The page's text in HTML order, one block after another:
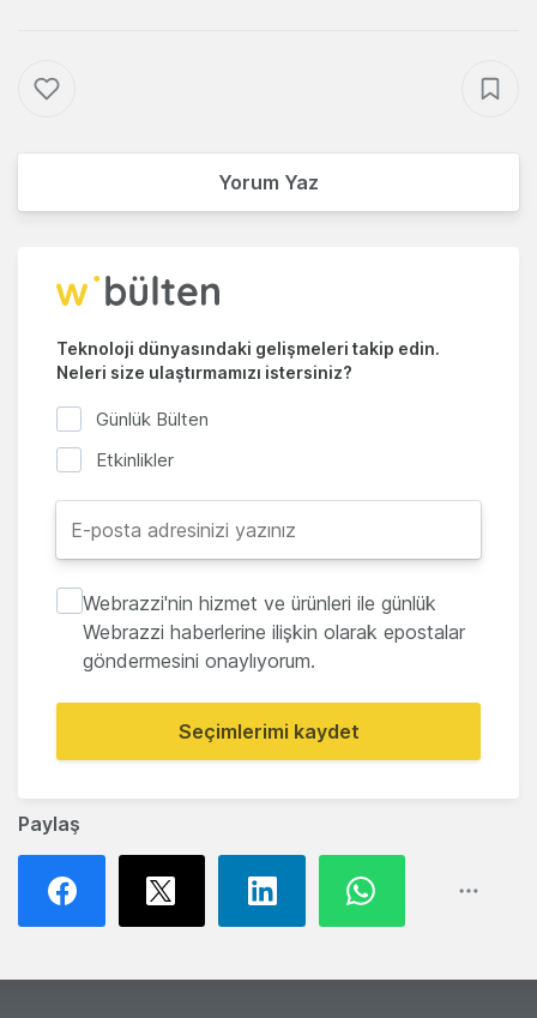
Paylaş
Yorum Yaz
Teknoloji dünyasındaki gelişmeleri takip edin.
Neleri size ulaştırmamızı istersiniz?
Günlük Bülten
Etkinlikler
Webrazzi'nin hizmet ve ürünleri ile günlük
Webrazzi haberlerine ilişkin olarak epostalar
göndermesini onaylıyorum.
Seçimlerimi kaydet